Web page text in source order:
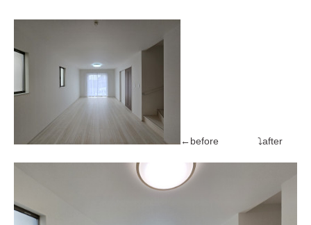
←before ⤵after